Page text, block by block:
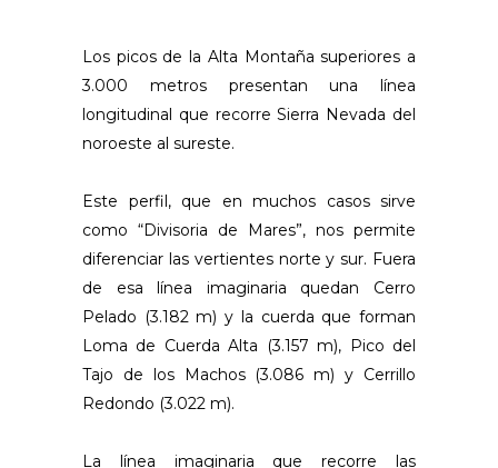
Los picos de la Alta Montaña superiores a
3.000 metros presentan una línea
longitudinal que recorre Sierra Nevada del
noroeste al sureste.
Este perfil, que en muchos casos sirve
como “Divisoria de Mares”, nos permite
diferenciar las vertientes norte y sur. Fuera
de esa línea imaginaria quedan Cerro
Pelado (3.182 m) y la cuerda que forman
Loma de Cuerda Alta (3.157 m), Pico del
Tajo de los Machos (3.086 m) y Cerrillo
Redondo (3.022 m).
La línea imaginaria que recorre las